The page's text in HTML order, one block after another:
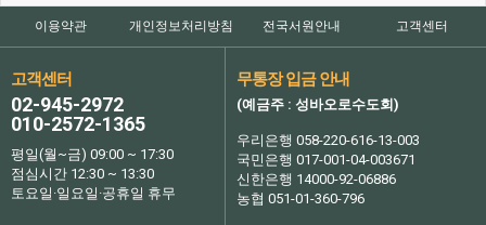
이용약관 개인정보처리방침 전국서원안내 고객센터
고객센터
02-945-2972
010-2572-1365
평일(월~금) 09:00 ~ 17:30
점심시간 12:30 ~ 13:30
토요일·일요일·공휴일 휴무
무통장 입금 안내
(예금주 : 성바오로수도회)
우리은행 058-220-616-13-003
국민은행 017-001-04-003671
신한은행 14000-92-06886
농협 051-01-360-796